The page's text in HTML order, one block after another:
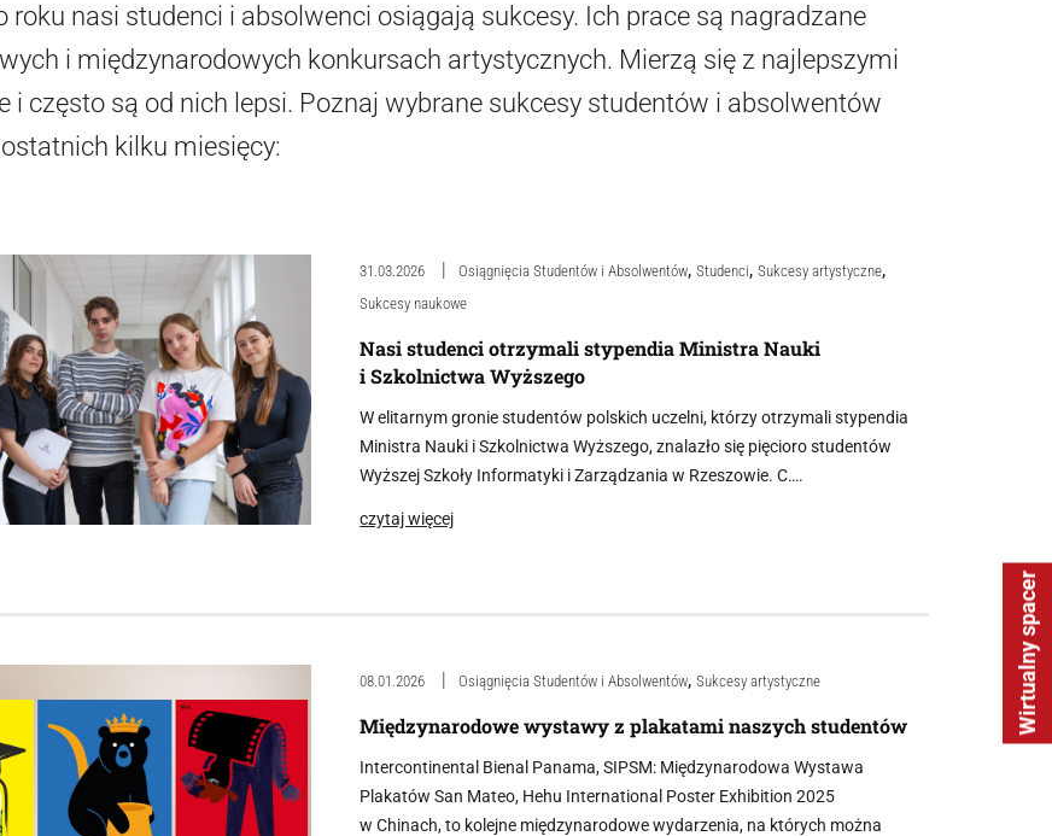
Wirtualny spacer
roku nasi studenci i absolwenci osiągają sukcesy. Ich prace są nagradzane
i międzynarodowych konkursach artystycznych. Mierzą się z najlepszymi
i często są od nich lepsi. Poznaj wybrane sukcesy studentów i absolwentów
kilku miesięcy:
31.03.2026 Osiągnięcia Studentów i Absolwentów,Studenci,Sukcesy artystyczne,
Sukcesy naukowe
Nasi studenci otrzymali stypendia Ministra Nauki
i Szkolnictwa Wyższego
W elitarnym gronie studentów polskich uczelni, którzy otrzymali stypendia
Ministra Nauki i Szkolnictwa Wyższego, znalazło się pięcioro studentów
Wyższej Szkoły Informatyki i Zarządzania w Rzeszowie. C….
czytaj więcej
08.01.2026 Osiągnięcia Studentów i Absolwentów,Sukcesy artystyczne
Międzynarodowe wystawy z plakatami naszych studentów
Intercontinental Bienal Panama, SIPSM: Międzynarodowa Wystawa
Plakatów San Mateo, Hehu International Poster Exhibition 2025
w Chinach, to kolejne międzynarodowe wydarzenia, na których można